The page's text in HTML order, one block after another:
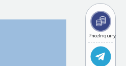
PriceInquiry